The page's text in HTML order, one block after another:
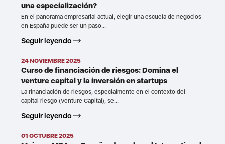
una especialización?
En el panorama empresarial actual, elegir una escuela de negocios
en España puede ser un paso...
Seguir leyendo
24 NOVIEMBRE 2025
Curso de financiación de riesgos: Domina el
venture capital y la inversión en startups
La financiación de riesgos, especialmente en el contexto del
capital riesgo (Venture Capital), se...
Seguir leyendo
01 OCTUBRE 2025